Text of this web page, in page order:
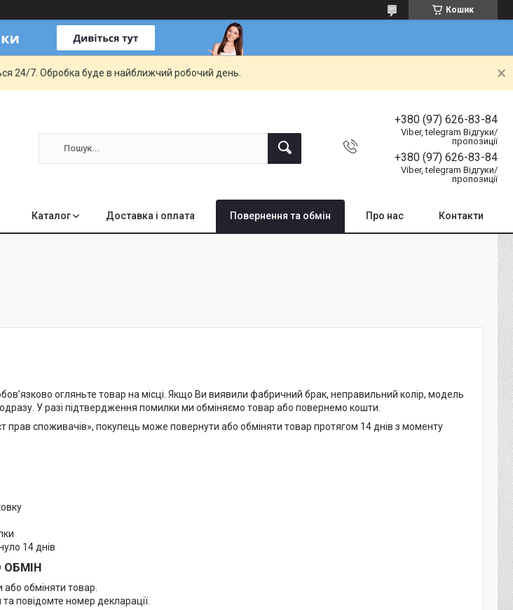
Кошик
24/7. Обробка буде в найближчий робочий день.
+380 (97) 626-83-84
Viber, telegram Відгуки/
пропозиції
+380 (97) 626-83-84
Viber, telegram Відгуки/
пропозиції
Каталог Доставка і оплата Повернення та обмін Про нас Контакти
огляньте товар на місці. Якщо Ви виявили фабричний брак, неправильний колір, модель
У разі підтвердження помилки ми обміняємо товар або повернемо кошти.
прав споживачів», покупець може повернути або обміняти товар протягом 14 днів з моменту
14 днів
ОБМІН
обміняти товар.
повідомте номер декларації.